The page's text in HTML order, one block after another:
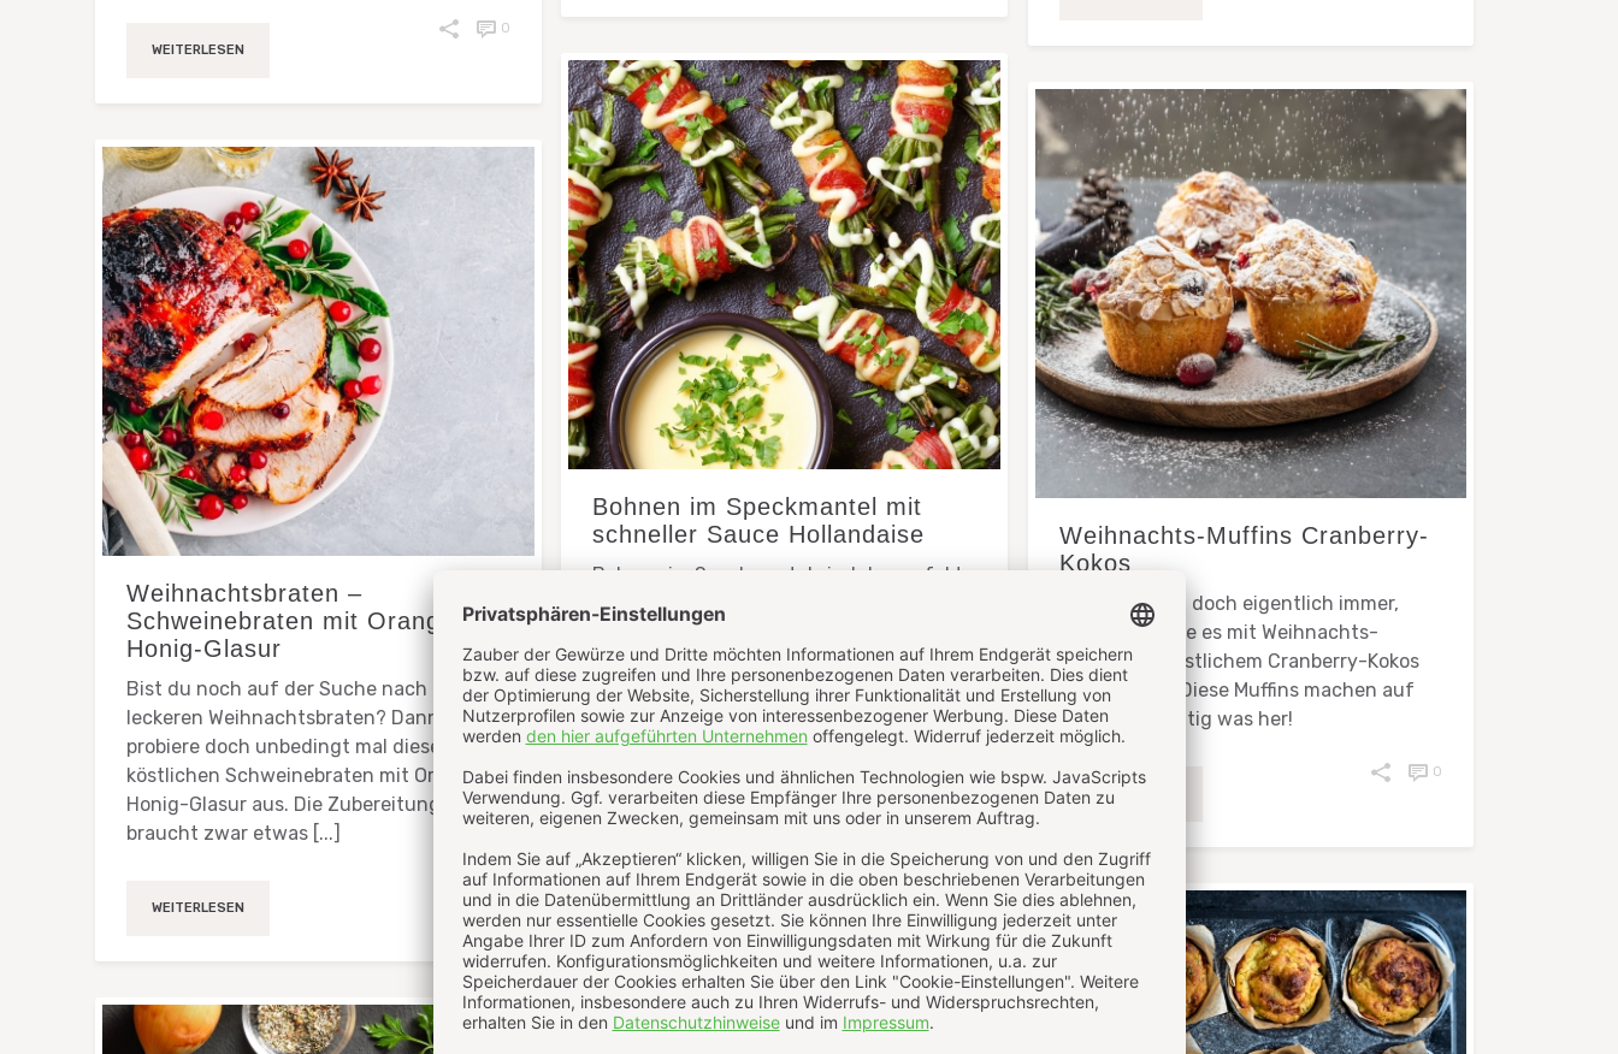
WEITERLESEN
0
Bohnen im Speckmantel mit
schneller Sauce Hollandaise
Bohnen im Speckmantel sind der perfekte
Mix aus knackig und herzhaft – ein echter
Klassiker, der immer gut ankommt. Mit
einer schnellen Sauce Hollandaise dazu
wird dieses Rezept zum [...]
0
Weihnachts-Muffins Cranberry-
Kokos
Muffins gehen doch eigentlich immer,
oder? Wie wäre es mit Weihnachts-
Muffins mit festlichem Cranberry-Kokos
Geschmack? Diese Muffins machen auf
jeden Fall richtig was her!
WEITERLESEN
0
Weihnachtsbraten –
Schweinebraten mit Orangen-
Honig-Glasur
Bist du noch auf der Suche nach einem
leckeren Weihnachtsbraten? Dann
probiere doch unbedingt mal diesen
köstlichen Schweinebraten mit Orangen-
Honig-Glasur aus. Die Zubereitung
braucht zwar etwas [...]
WEITERLESEN
0